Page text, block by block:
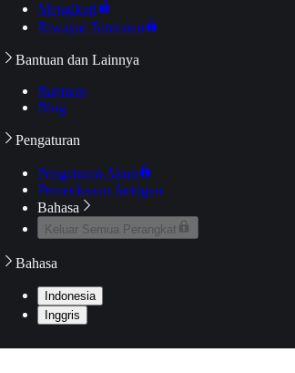
Mengikuti
Riwayat Tontonan
Bantuan dan Lainnya
Bantuan
Blog
Pengaturan
Pengaturan Akun
Pemeriksaan Jaringan
Bahasa
Keluar Semua Perangkat
Bahasa
Indonesia
Inggris